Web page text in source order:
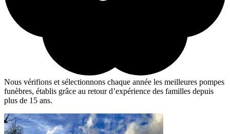
Nous vérifions et sélectionnons chaque année les meilleures pompes
funèbres, établis grâce au retour d’expérience des familles depuis
plus de 15 ans.